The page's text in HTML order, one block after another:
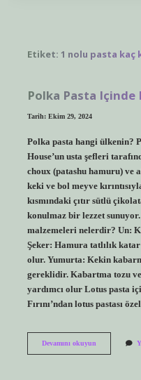
Etiket: 1 nolu pasta kaç
Polka Pasta Içinde
Tarih: Ekim 29, 2024
Polka pasta hangi ülkenin?
House’un usta şefleri
choux (patashu hamuru) ve
keki ve bol meyve
kısmındaki çıtır sütlü
konulmaz bir lezzet
malzemeleri nelerdir? Un:
Şeker: Hamura tatlılık
olur. Yumurta: Kekin
gereklidir. Kabartma tozu
yardımcı olur Lotus pasta
Fırını’ndan lotus pastası
Devamını okuyunPolka